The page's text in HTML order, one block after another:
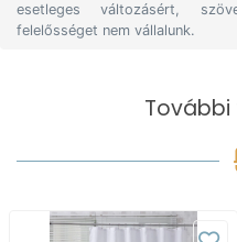
esetleges változásért,
felelősséget nem vállalunk.
További